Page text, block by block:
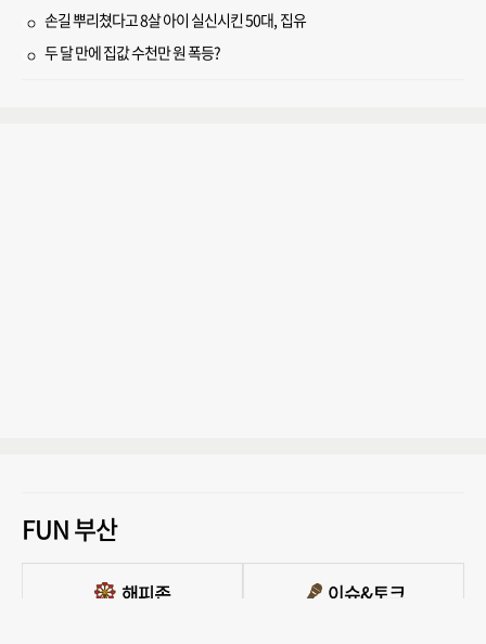
손길 뿌리쳤다고 8살 아이 실신시킨 50대, 집유
두 달 만에 집값 수천만 원 폭등?
FUN 부산